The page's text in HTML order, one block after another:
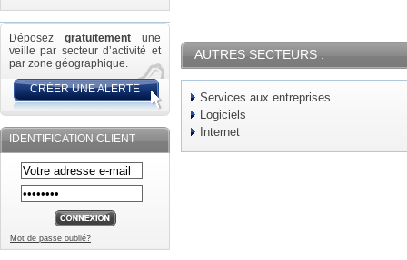
Déposez gratuitement une
veille par secteur d’activité et
par zone géographique.
CRÉER UNE ALERTE
IDENTIFICATION CLIENT
Mot de passe oublié?
AUTRES SECTEURS :
Services aux entreprises
Logiciels
Internet